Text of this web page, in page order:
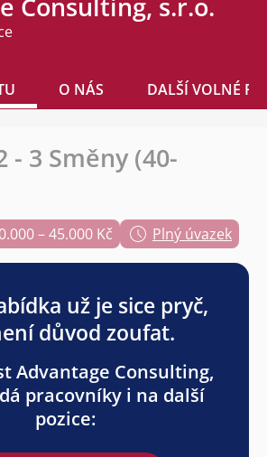
Consulting, s.r.o.
O NÁS DALŠÍ VOLNÉ
- 3 Směny (40-
– 45.000 Kč Plný úvazek
už je sice pryč,
důvod zoufat.
Advantage Consulting,
pracovníky i na další
pozice: